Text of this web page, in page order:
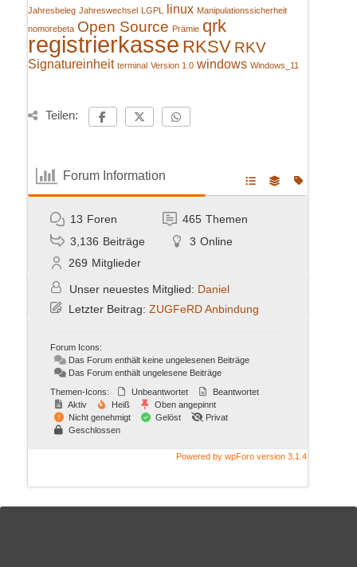
Jahresbeleg Jahreswechsel LGPL linux Manipulationssicherheit
nomorebeta Open Source Prämie qrk
registrierkasse RKSV RKV
Signatureinheit terminal Version 1.0 windows Windows_11
Teilen:
Forum Information
13 Foren 465 Themen
3,136 Beiträge 3 Online
269 Mitglieder
Unser neuestes Mitglied: Daniel
Letzter Beitrag: ZUGFeRD Anbindung
Forum Icons:
Das Forum enthält keine ungelesenen Beiträge
Das Forum enthält ungelesene Beiträge
Themen-Icons:
Unbeantwortet
Beantwortet
Aktiv
Heiß
Oben angepinnt
Nicht genehmigt
Gelöst
Privat
Geschlossen
Powered by wpForo version 3.1.4